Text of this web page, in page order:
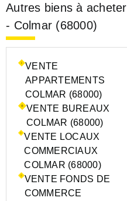
Autres biens à acheter
- Colmar (68000)
VENTE
APPARTEMENTS
COLMAR (68000)
VENTE BUREAUX
COLMAR (68000)
VENTE LOCAUX
COMMERCIAUX
COLMAR (68000)
VENTE FONDS DE
COMMERCE